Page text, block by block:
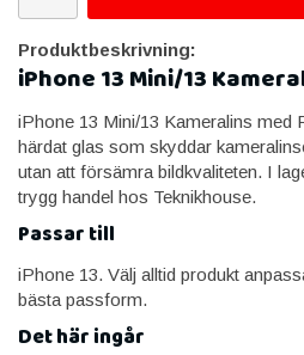
Produktbeskrivning:
iPhone 13 Mini/13
iPhone 13 Mini/13 Kameralins med
härdat glas som skyddar
utan att försämra bildkvaliteten. I
trygg handel hos Teknikhouse.
Passar till
iPhone 13. Välj alltid produkt
bästa passform.
Det här ingår